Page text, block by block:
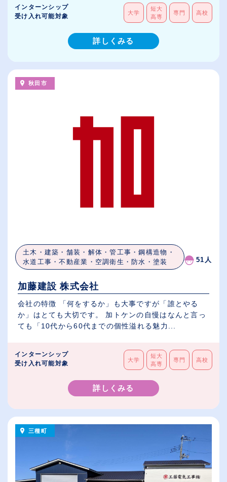
インターンシップ
受け入れ可能対象
大学
短大
高専
専門 高校
詳しくみる
秋田市
土木・建築・舗装・解体・管工事・鋼構造物・
水道工事・不動産業・空調衛生・防水・塗装
51人
加藤建設 株式会社
会社の特徴 「何をするか」も大事ですが「誰とやる
か」はとても大切です。 加トケンの自慢はなんと言っ
ても「10代から60代までの個性溢れる魅力...
インターンシップ
受け入れ可能対象
大学
短大
高専
専門 高校
詳しくみる
三種町